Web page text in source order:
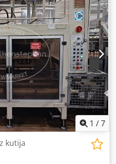
za pozicioniranje i transport
se steriliziraju parom
za Twist-off čepove Kapacitet
Tmn Hj Aifsrf Snaga: 4 kW
50 Hz Tlačni zrak: 6
off čepovi, promjer boce 18-
Smjer rada: lijevo -> desno
ormar s touch panelom
touch panelom, spremnik za
(O.Z.A.F.), transport
1 /7
kutija